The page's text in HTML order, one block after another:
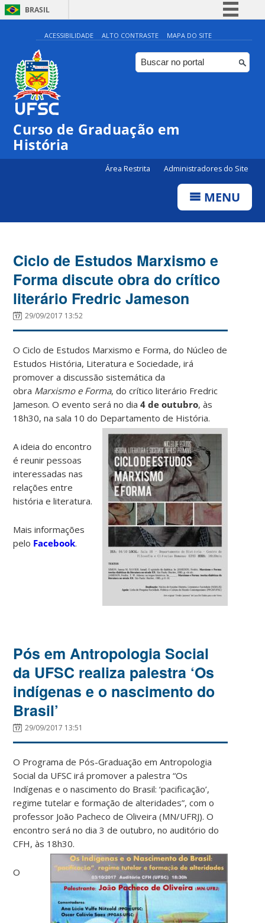
BRASIL
Simplifique!
Comunica BR
Participe
Canais
ACESSIBILIDADE ALTO CONTRASTE MAPA DO SITE
Curso de Graduação em
História
Área Restrita Administradores do Site
MENU
Ciclo de Estudos Marxismo e
Forma discute obra do crítico
literário Fredric Jameson
29/09/2017 13:52
O Ciclo de Estudos Marxismo e Forma, do Núcleo de
Estudos História, Literatura e Sociedade, irá
promover a discussão sistemática da
obra Marxismo e Forma, do crítico literário Fredric
Jameson. O evento será no dia4 de outubro, às
18h30, na sala 10 do Departamento de História.
A ideia do encontro
é reunir pessoas
interessadas nas
relações entre
história e literatura.
Mais informações
pelo Facebook.
Pós em Antropologia Social
da UFSC realiza palestra ‘Os
indígenas e o nascimento do
Brasil’
29/09/2017 13:51
O Programa de Pós-Graduação em Antropologia
Social da UFSC irá promover a palestra “Os
Indígenas e o nascimento do Brasil: ‘pacificação’,
regime tutelar e formação de alteridades”, com o
professor João Pacheco de Oliveira (MN/UFRJ). O
encontro será no dia 3 de outubro, no auditório do
CFH, às 18h30.
O